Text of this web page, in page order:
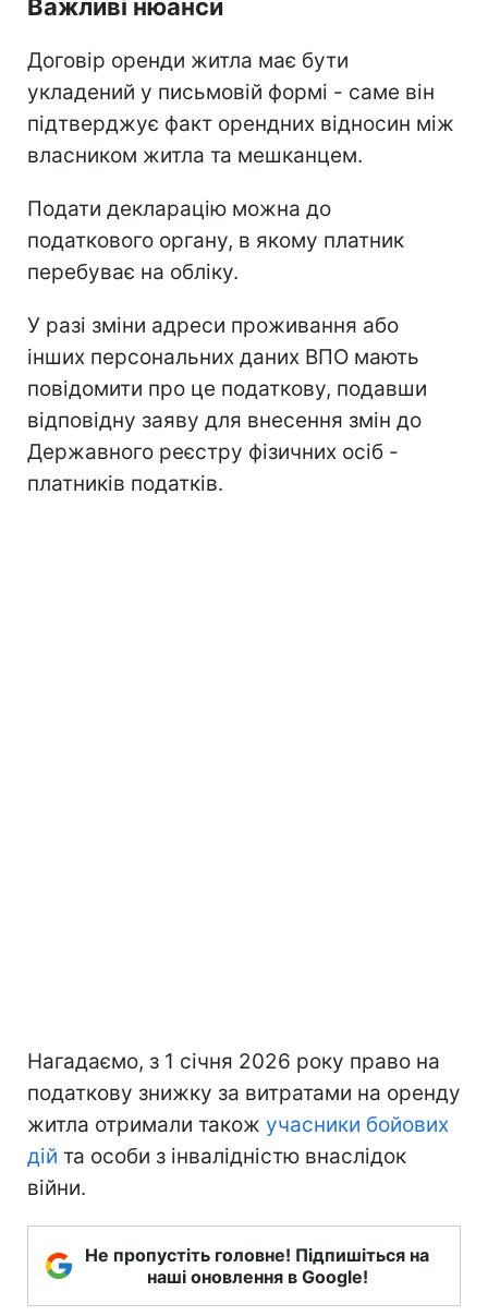
Важливі нюанси
Договір оренди житла має бути
укладений у письмовій формі - саме він
підтверджує факт орендних відносин між
власником житла та мешканцем.
Подати декларацію можна до
податкового органу, в якому платник
перебуває на обліку.
У разі зміни адреси проживання або
інших персональних даних ВПО мають
повідомити про це податкову, подавши
відповідну заяву для внесення змін до
Державного реєстру фізичних осіб -
платників податків.
Нагадаємо, з 1 січня 2026 року право на
податкову знижку за витратами на оренду
житла отримали також учасники бойових
дій та особи з інвалідністю внаслідок
війни.
Не пропустіть головне! Підпишіться на
наші оновлення в Google!